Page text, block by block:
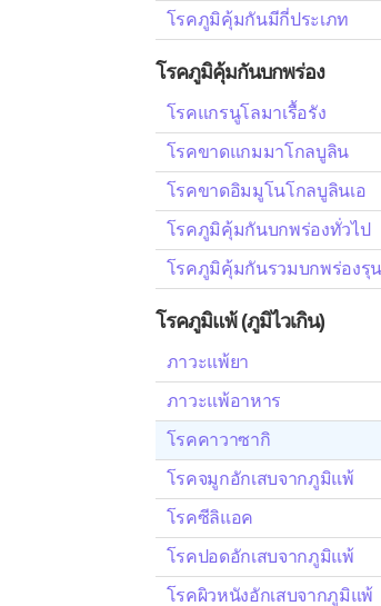
โรคภูมิคุ้มกันมีกี่ประเภท
โรคภูมิคุ้มกันบกพร่อง
โรคแกรนูโลมาเรื้อรัง
โรคขาดแกมมาโกลบูลิน
โรคขาดอิมมูโนโกลบูลินเอ
โรคภูมิคุ้มกันบกพร่องทั่วไป
โรคภูมิคุ้มกันรวมบกพร่องรุ
โรคภูมิแพ้ (ภูมิไวเกิน)
ภาวะแพ้ยา
ภาวะแพ้อาหาร
โรคคาวาซากิ
โรคจมูกอักเสบจากภูมิแพ้
โรคซีลิแอค
โรคปอดอักเสบจากภูมิแพ้
โรคผิวหนังอักเสบจากภูมิแพ้